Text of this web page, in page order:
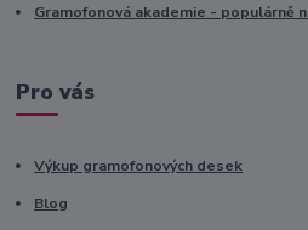
Gramofonová akademie - populárně
Pro vás
Výkup gramofonových desek
Blog